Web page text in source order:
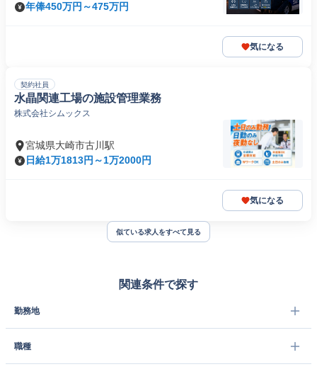
年俸450万円～475万円
気になる
契約社員
水晶関連工場の施設管理業務
株式会社シムックス
宮城県大崎市古川駅
日給1万1813円～1万2000円
気になる
似ている求人をすべて見る
関連条件で探す
勤務地
職種